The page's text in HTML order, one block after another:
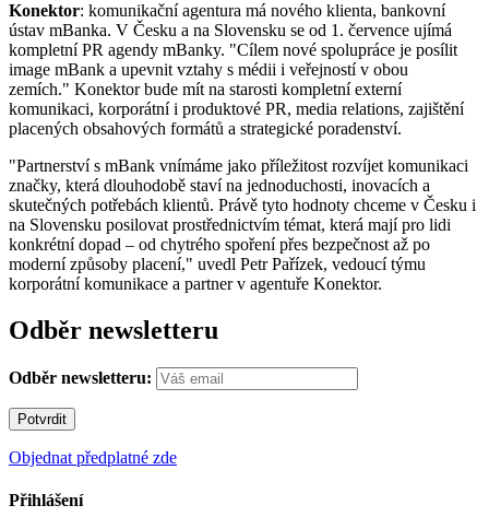
Konektor: komunikační agentura má nového klienta, bankovní
ústav mBanka. V Česku a na Slovensku se od 1. července ujímá
kompletní PR agendy mBanky. "Cílem nové spolupráce je posílit
image mBank a upevnit vztahy s médii i veřejností v obou
zemích." Konektor bude mít na starosti kompletní externí
komunikaci, korporátní i produktové PR, media relations, zajištění
placených obsahových formátů a strategické poradenství.
"Partnerství s mBank vnímáme jako příležitost rozvíjet komunikaci
značky, která dlouhodobě staví na jednoduchosti, inovacích a
skutečných potřebách klientů. Právě tyto hodnoty chceme v Česku i
na Slovensku posilovat prostřednictvím témat, která mají pro lidi
konkrétní dopad – od chytrého spoření přes bezpečnost až po
moderní způsoby placení," uvedl Petr Pařízek, vedoucí týmu
korporátní komunikace a partner v agentuře Konektor.
Odběr newsletteru
Odběr newsletteru:
Objednat předplatné zde
Přihlášení